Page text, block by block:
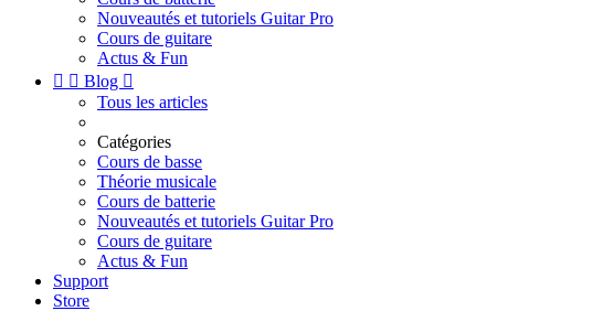
Nouveautés et tutoriels Guitar Pro
Cours de guitare
Actus & Fun
  Blog 
Tous les articles
Catégories
Cours de basse
Théorie musicale
Cours de batterie
Nouveautés et tutoriels Guitar Pro
Cours de guitare
Actus & Fun
Support
Store